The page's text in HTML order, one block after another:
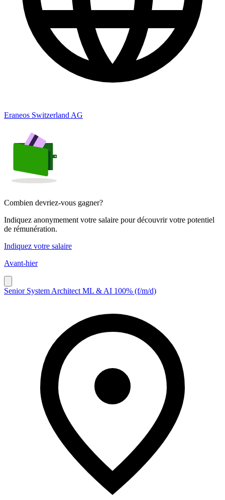
Eraneos Switzerland AG
Combien devriez-vous gagner?
Indiquez anonymement votre salaire pour découvrir votre potentiel
de rémunération.
Indiquez votre salaire
Avant-hier
Senior System Architect ML & AI 100% (f/m/d)